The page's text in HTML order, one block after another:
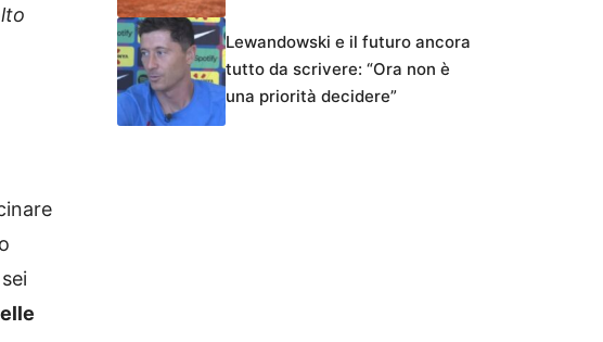
Lewandowski e il futuro ancora
tutto da scrivere: “Ora non è
una priorità decidere”